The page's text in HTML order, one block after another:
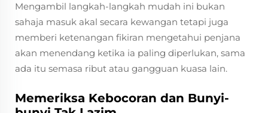
Mengambil langkah-langkah mudah ini bukan
sahaja masuk akal secara kewangan tetapi juga
memberi ketenangan fikiran mengetahui penjana
akan menendang ketika ia paling diperlukan, sama
ada itu semasa ribut atau gangguan kuasa lain.
Memeriksa Kebocoran dan Bunyi-